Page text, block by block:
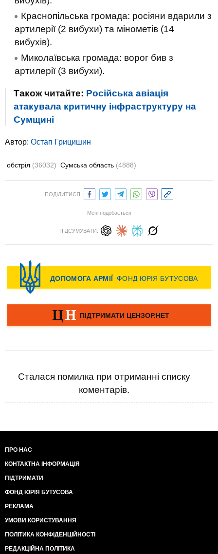
Краснопільська громада: росіяни вдарили з
артилерії (2 вибухи) та мінометів (14
вибухів).
Миколаївська громада: ворог бив з
артилерії (3 вибухи).
Також читайте: Російська авіація
атакувала критичну інфраструктуру на
Сумщині
Автор: Остап Грицишин
обстріл (36032) Сумська область (4888)
ПОДІЛИТИСЯ:
Мені подобається
ПІДСУМУВАТИ:
Сталася помилка при отриманні списку
коментарів.
ПРО НАС
КОНТАКТНА ІНФОРМАЦІЯ
ПІДТРИМАТИ
ФОНД ЮРІЯ БУТУСОВА
РЕКЛАМА
УМОВИ КОРИСТУВАННЯ
ПОЛІТИКА КОНФІДЕНЦІЙНОСТІ
РЕДАКЦІЙНА ПОЛІТИКА